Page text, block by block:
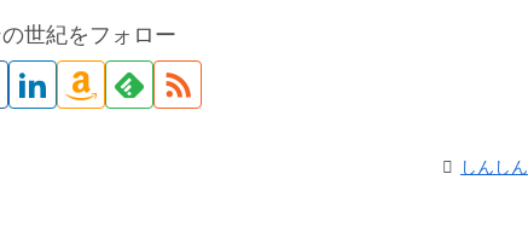
の世紀をフォロー
しんしん